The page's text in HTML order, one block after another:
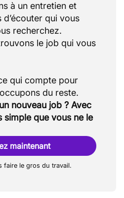
à un entretien et
qui vous
recherchez.
le job qui vous
qui compte pour
nouveau job ? Avec
simple que vous ne le
maintenant
faire le gros du travail.